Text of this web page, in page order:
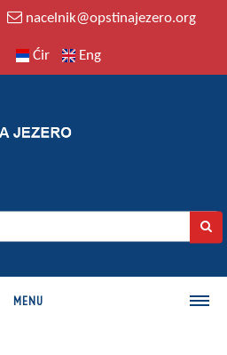
nacelnik@opstinajezero.org
Ćir Eng
MENU